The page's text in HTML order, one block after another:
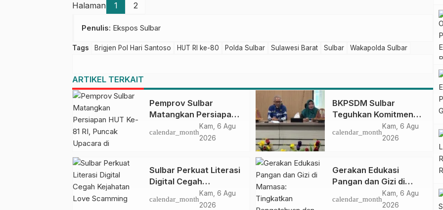
Halaman 1 2
Penulis: Ekspos Sulbar
Tags Brigjen Pol Hari Santoso HUT RI ke-80 Polda Sulbar Sulawesi Barat Sulbar Wakapolda Sulbar
ARTIKEL TERKAIT
Pemprov Sulbar
Matangkan Persiapan
HUT Ke-81 RI, Puncak
Upacara di Lapangan
calendar_month
Kam, 6 Agu
2026
BKPSDM Sulbar
Teguhkan Komitmen
Pengembangan
Kompetensi ASN
Perjanjian Tugas
Belajar 2026
calendar_month
Kam, 6 Agu
2026
Sulbar Perkuat Literasi
Digital Cegah
Kejahatan Love
Scamming
calendar_month
Kam, 6 Agu
2026
Gerakan Edukasi
Pangan dan Gizi di
Mamasa: Tingkatkan
Pengetahuan dan
calendar_month
Kam, 6 Agu
2026